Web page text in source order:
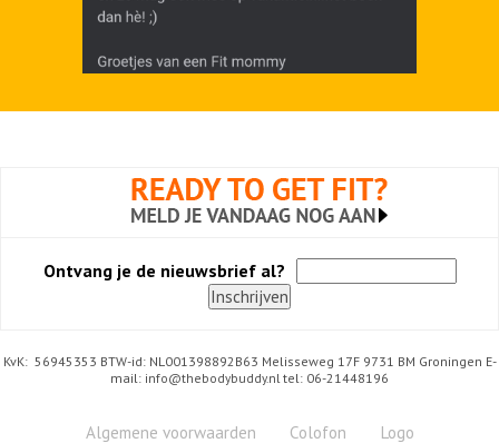
Ontvang je de nieuwsbrief al?
KvK: 56945353 BTW-id: NL001398892B63 Melisseweg 17F 9731 BM Groningen E-
mail: info@thebodybuddy.nl tel: 06-21448196
Algemene voorwaarden Colofon Logo